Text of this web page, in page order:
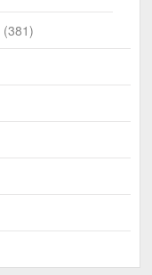
(381)